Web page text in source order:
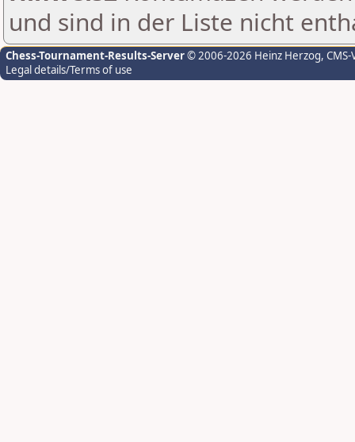
und sind in der Liste nicht
Chess-Tournament-Results-Server© 2006-2026 Heinz Herzog,
Legal details/Terms of use